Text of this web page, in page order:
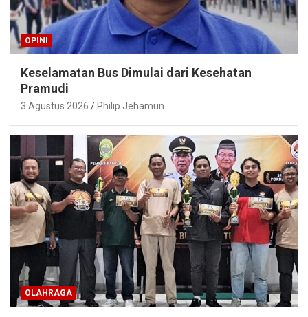
OPINI
Keselamatan Bus Dimulai dari Kesehatan
Pramudi
3 Agustus 2026 Philip Jehamun
OLAHRAGA